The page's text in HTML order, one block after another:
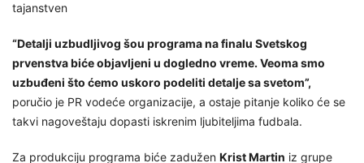
tajanstven
“Detalji uzbudljivog šou programa na finalu Svetskog
prvenstva biće objavljeni u dogledno vreme. Veoma smo
uzbuđeni što ćemo uskoro podeliti detalje sa svetom”,
poručio je PR vodeće organizacije, a ostaje pitanje koliko će se
takvi nagoveštaju dopasti iskrenim ljubiteljima fudbala.
Za produkciju programa biće zadužen Krist Martin iz grupe